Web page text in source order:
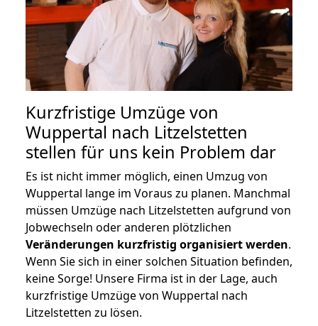
Kurzfristige Umzüge von
Wuppertal nach Litzelstetten
stellen für uns kein Problem dar
Es ist nicht immer möglich, einen Umzug von
Wuppertal lange im Voraus zu planen. Manchmal
müssen Umzüge nach Litzelstetten aufgrund von
Jobwechseln oder anderen plötzlichen
Veränderungen kurzfristig organisiert werden.
Wenn Sie sich in einer solchen Situation befinden,
keine Sorge! Unsere Firma ist in der Lage, auch
kurzfristige Umzüge von Wuppertal nach
Litzelstetten zu lösen.